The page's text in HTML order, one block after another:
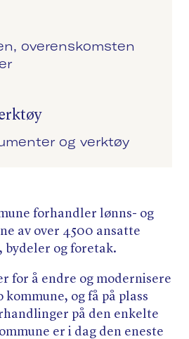
overenskomsten
og verktøy
forhandler lønns- og
av over 4500 ansatte
bydeler og foretak.
for å endre og modernisere
og få på plass
på den enkelte
er i dag den eneste